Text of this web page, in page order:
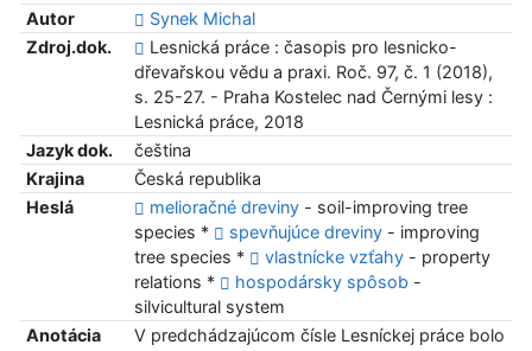
Autor
Synek Michal
Zdroj.dok.
Lesnická práce : časopis pro lesnicko-
dřevařskou vědu a praxi. Roč. 97, č. 1 (2018),
s. 25-27. - Praha Kostelec nad Černými lesy :
Lesnická práce, 2018
Jazyk dok.
čeština
Krajina
Česká republika
Heslá
melioračné dreviny- soil-improving tree
species *
spevňujúce dreviny- improving
tree species *
vlastnícke vzťahy- property
relations *
hospodársky spôsob-
silvicultural system
Anotácia
V predchádzajúcom čísle Lesníckej práce bolo